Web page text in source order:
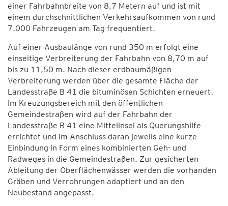
einer Fahrbahnbreite von 8,7 Metern auf und ist mit
einem durchschnittlichen Verkehrsaufkommen von rund
7.000 Fahrzeugen am Tag frequentiert.
Auf einer Ausbaulänge von rund 350 m erfolgt eine
einseitige Verbreiterung der Fahrbahn von 8,70 m auf
bis zu 11,50 m. Nach dieser erdbaumäßigen
Verbreiterung werden über die gesamte Fläche der
Landesstraße B 41 die bituminösen Schichten erneuert.
Im Kreuzungsbereich mit den öffentlichen
Gemeindestraßen wird auf der Fahrbahn der
Landesstraße B 41 eine Mittelinsel als Querungshilfe
errichtet und im Anschluss daran jeweils eine kurze
Einbindung in Form eines kombinierten Geh- und
Radweges in die Gemeindestraßen. Zur gesicherten
Ableitung der Oberflächenwässer werden die vorhanden
Gräben und Verrohrungen adaptiert und an den
Neubestand angepasst.